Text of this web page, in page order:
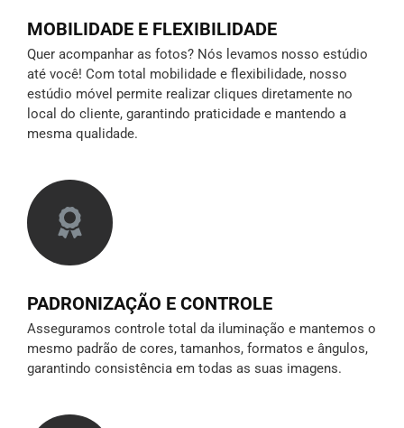
MOBILIDADE E FLEXIBILIDADE
Quer acompanhar as fotos? Nós levamos nosso estúdio
até você! Com total mobilidade e flexibilidade, nosso
estúdio móvel permite realizar cliques diretamente no
local do cliente, garantindo praticidade e mantendo a
mesma qualidade.
PADRONIZAÇÃO E CONTROLE
Asseguramos controle total da iluminação e mantemos o
mesmo padrão de cores, tamanhos, formatos e ângulos,
garantindo consistência em todas as suas imagens.